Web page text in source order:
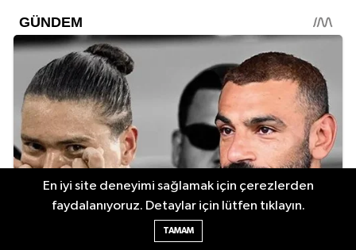
En iyi site deneyimi sağlamak için çerezlerden
faydalanıyoruz. Detaylar için lütfen tıklayın.
TAMAM